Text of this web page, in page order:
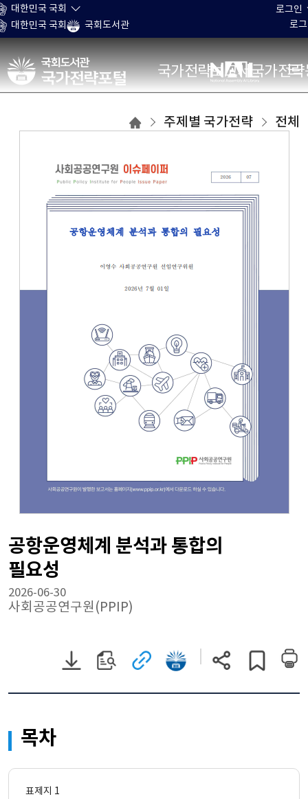
본문 바로가기
대한민국 국회
대한민국 국회
국회도서관
로그인
로
국가전략포털 국가전략보고서 국가전
주제별
이동
주제별 국가전략 전체
공항운영체계 분석과 통합의
필요성
사회공공연구원(PPIP)
2026-06-30
PDF
파일
다운로드
원문
보기
관련
사이트로
이동
국회전자도서관으로
이동
(새
현재
페이지
주소
게시글
스크랩하기
목차
표제지 1